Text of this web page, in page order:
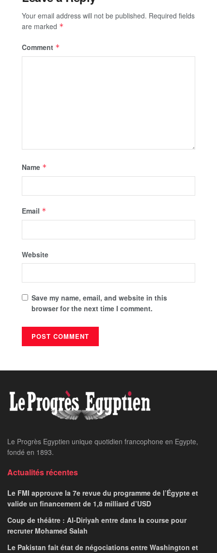
Your email address will not be published. Required fields
are marked *
Comment *
Name *
Email *
Website
Save my name, email, and website in this
browser for the next time I comment.
Le Progrès Egyptien unique quotidien francophone en Egypte,
fondé en 1893.
Actualités récentes
Le FMI approuve la 7e revue du programme de l’Égypte et
valide un financement de 1,8 milliard d’USD
Coup de théâtre : Al-Diriyah entre dans la course pour
recruter Mohamed Salah
Le Pakistan fait état de négociations entre Washington et